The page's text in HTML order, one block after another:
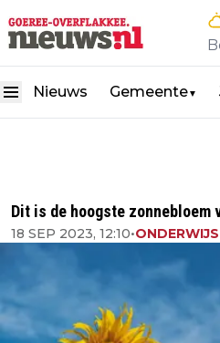
Nieuws Gemeente▼
Dit is de hoogste zonnebloem
18 SEP 2023, 12:10•ONDERWIJS